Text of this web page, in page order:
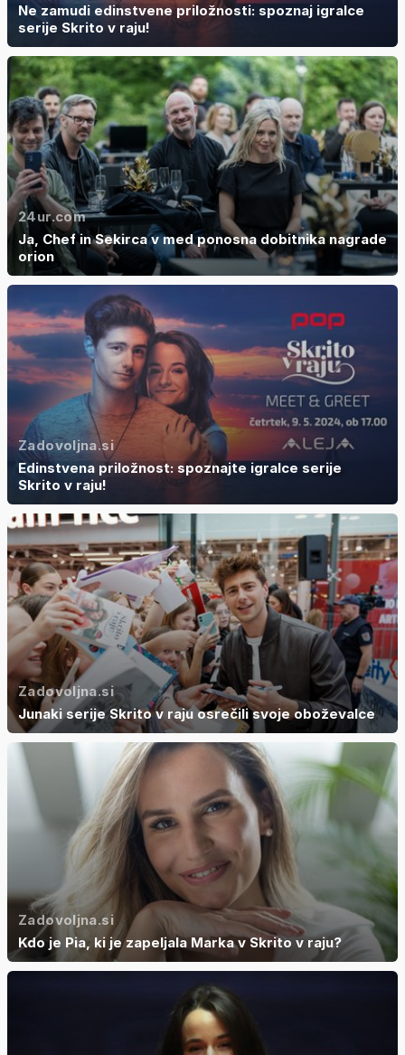
Ne zamudi edinstvene priložnosti: spoznaj igralce
serije Skrito v raju!
24ur.com
Ja, Chef in Sekirca v med ponosna dobitnika nagrade
orion
Zadovoljna.si
Edinstvena priložnost: spoznajte igralce serije
Skrito v raju!
Zadovoljna.si
Junaki serije Skrito v raju osrečili svoje oboževalce
Zadovoljna.si
Kdo je Pia, ki je zapeljala Marka v Skrito v raju?